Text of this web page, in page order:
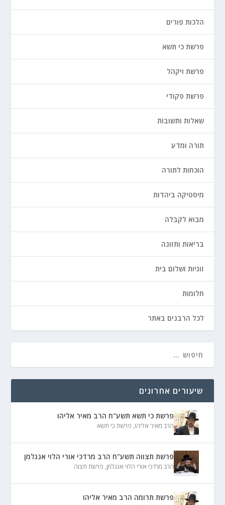
הלכות פורים
פרשת כי תשא
פרשת ויקהל
פרשת פקודי
שאלות ותשובות
תורה ומדע
הוכחות לתורה
מיסטיקה ביהדות
מבוא לקבלה
בריאות ותזונה
זוגיות ושלום בית
חלומות
לכל הרבנים באתר
שיעורים אחרונים
פרשת כי תשא תשע"ח הרב מאיר אליהו
הרב מאיר אליהו, פרשת כי תשא
פרשת תצווה תשע"ח הרב מרדכי אורי הלוי אנגלמן
הרב מרדכי אורי הלוי אנגלמן, פרשת תצוה
פרשת תרומה הרב מאיר אליהו